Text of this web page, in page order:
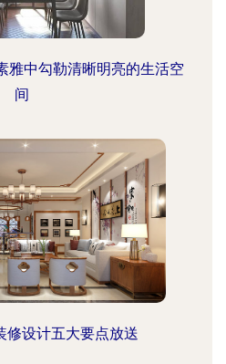
雅中勾勒清晰明亮的生活空
间
修设计五大要点放送